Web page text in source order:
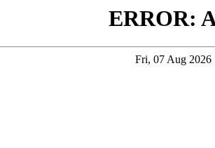
ERROR:
Fri, 07 Aug